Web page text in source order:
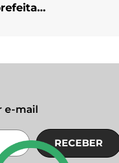
e-mail
RECEBER